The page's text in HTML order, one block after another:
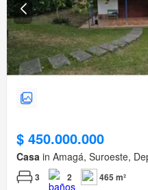
$ 450.000.000
Casa in Amagá, Suroeste,
3 2 465 m²